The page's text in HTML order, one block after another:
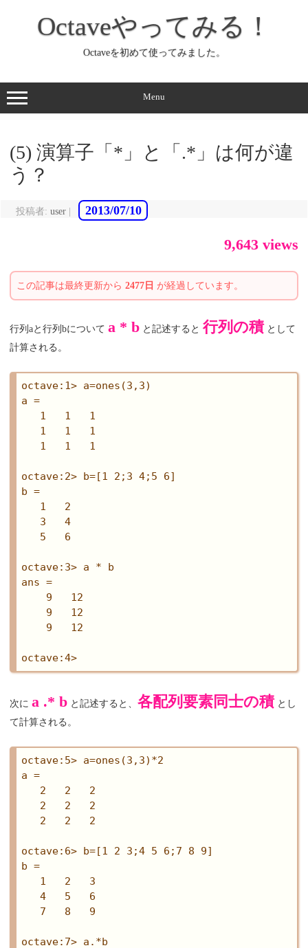
ッ
プ
Octaveやってみる！
Octaveを初めて使ってみました。
Menu
(5) 演算子「*」と「.*」は何が違
う？
投稿者: user 2013/07/10
9,643 views
この記事は最終更新から 2477日 が経過しています。
行列aと行列bについて a * b と記述すると 行列の積 として
計算される。
octave:1> a=ones(3,3)
a =
   1   1   1
   1   1   1
   1   1   1
octave:2> b=[1 2;3 4;5 6]
b =
   1   2
   3   4
   5   6
octave:3> a * b
ans =
    9   12
    9   12
    9   12
次に a .* b と記述すると、 各配列要素同士の積とし
て計算される。
octave:5> a=ones(3,3)*2
a =
   2   2   2
   2   2   2
   2   2   2
octave:6> b=[1 2 3;4 5 6;7 8 9]
b =
   1   2   3
   4   5   6
   7   8   9
octave:7> a.*b